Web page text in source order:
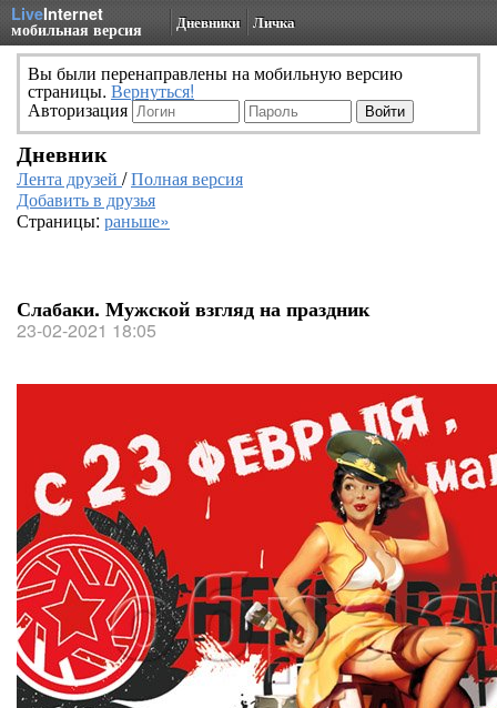
LiveInternet
мобильная версия Дневники Личка
Вы были перенаправлены на мобильную версию
страницы. Вернуться!
Авторизация
Дневник
Лента друзей /Полная версия
Добавить в друзья
Страницы: раньше»
Слабаки. Мужской взгляд на праздник
23-02-2021 18:05